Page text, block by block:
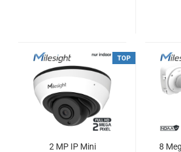
TOP
2 MP IP Mini
8